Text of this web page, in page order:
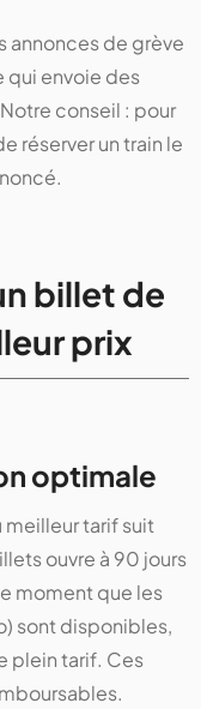
annonces de grève
qui envoie des
conseil : pour
réserver un train le
billet de
prix
optimale
meilleur tarif suit
ouvre à 90 jours
moment que les
sont disponibles,
plein tarif. Ces